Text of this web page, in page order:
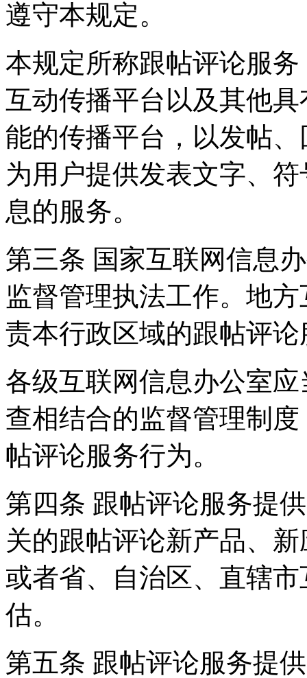
遵守本规定。
本规定所称跟帖评论服
互动传播平台以及其他
能的传播平台，以发帖
为用户提供发表文字、
息的服务。
第三条 国家互联网信息
监督管理执法工作。地
责本行政区域的跟帖评
各级互联网信息办公室
查相结合的监督管理制
帖评论服务行为。
第四条 跟帖评论服务提
关的跟帖评论新产品、
或者省、自治区、直辖
估。
第五条 跟帖评论服务提